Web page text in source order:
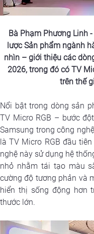
Bà Phạm Phương Linh
lược Sản phẩm ngành
nhìn – giới thiệu các
2026, trong đó có TV
trên thế
Nổi bật trong dòng sản
TV Micro RGB – bước
Samsung trong công
là TV Micro RGB đầu
nghệ này sử dụng hệ
nhỏ nhằm tái tạo màu
cường độ tương phản và
hiển thị sống động hơn
thước lớn.